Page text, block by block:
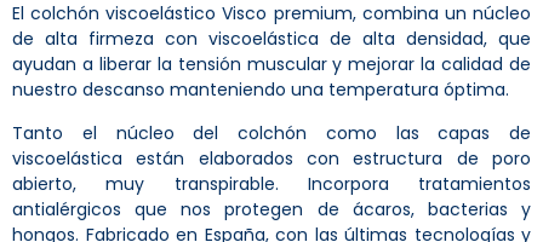
El colchón viscoelástico Visco premium, combina un núcleo
de alta firmeza con viscoelástica de alta densidad, que
ayudan a liberar la tensión muscular y mejorar la calidad de
nuestro descanso manteniendo una temperatura óptima.
Tanto el núcleo del colchón como las capas de
viscoelástica están elaborados con estructura de poro
abierto, muy transpirable. Incorpora tratamientos
antialérgicos que nos protegen de ácaros, bacterias y
hongos. Fabricado en España, con las últimas tecnologías y